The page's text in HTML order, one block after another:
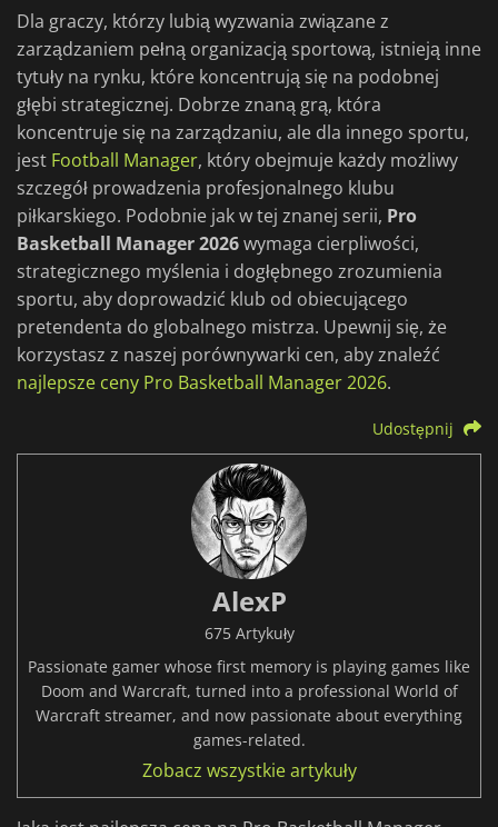
Dla graczy, którzy lubią wyzwania związane z
zarządzaniem pełną organizacją sportową, istnieją inne
tytuły na rynku, które koncentrują się na podobnej
głębi strategicznej. Dobrze znaną grą, która
koncentruje się na zarządzaniu, ale dla innego sportu,
jest Football Manager, który obejmuje każdy możliwy
szczegół prowadzenia profesjonalnego klubu
piłkarskiego. Podobnie jak w tej znanej serii, Pro
Basketball Manager 2026wymaga cierpliwości,
strategicznego myślenia i dogłębnego zrozumienia
sportu, aby doprowadzić klub od obiecującego
pretendenta do globalnego mistrza. Upewnij się, że
korzystasz z naszej porównywarki cen, aby znaleźć
najlepsze ceny Pro Basketball Manager 2026.
Udostępnij
AlexP
675 Artykuły
Passionate gamer whose first memory is playing games like
Doom and Warcraft, turned into a professional World of
Warcraft streamer, and now passionate about everything
games-related.
Zobacz wszystkie artykuły